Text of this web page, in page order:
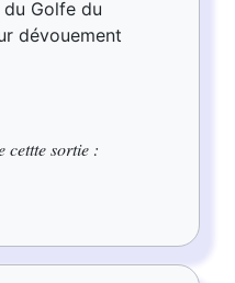
Golfe du
dévouement
cettte sortie :